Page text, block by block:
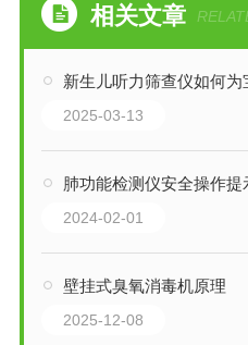
相关文章
新生儿听力筛查仪如何为
2025-03-13
肺功能检测仪安全操作
2024-02-01
壁挂式臭氧消毒机原理
2025-12-08